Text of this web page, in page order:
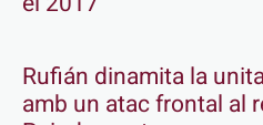
Rufián dinamita la
amb un atac frontal al